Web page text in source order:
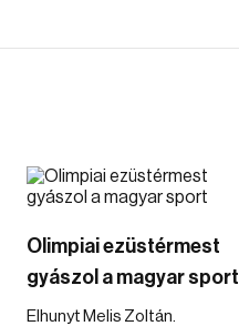
Olimpiai ezüstérmest
gyászol a magyar sport
Elhunyt Melis Zoltán.